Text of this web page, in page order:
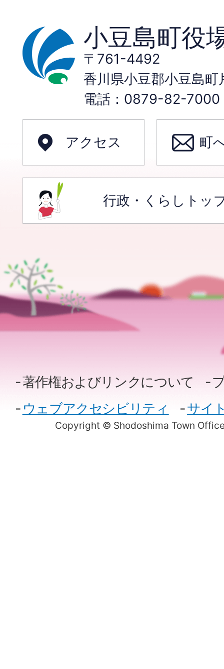
小豆島町役
〒761-4492
香川県小豆郡小豆島
電話：0879-82-7000
アクセス 町
行政・くらしトッ
Copyright © Shodoshima Town
著作権およびリンクについて
ウェブアクセシビリティ
サイ